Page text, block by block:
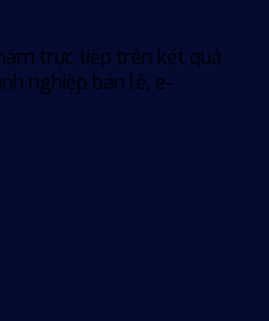
trực tiếp trên kết quả
nghiệp bán lẻ, e-